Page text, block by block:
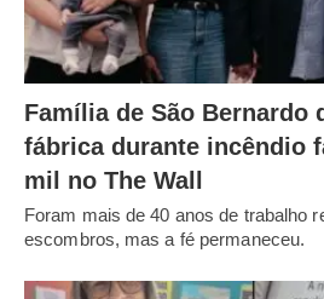
Família de São Bernardo
fábrica durante incêndio
mil no The Wall
Foram mais de 40 anos de trabalho
escombros, mas a fé permaneceu.